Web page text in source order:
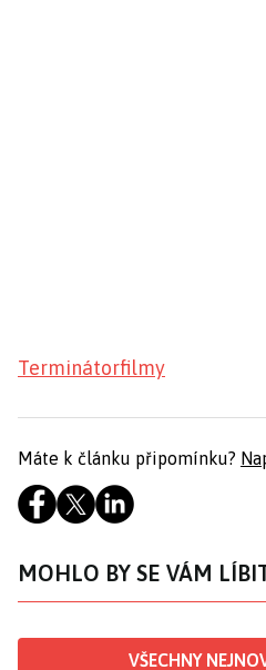
Terminátorfilmy
Máte k článku připomínku?
MOHLO BY SE VÁM
VŠECHNY